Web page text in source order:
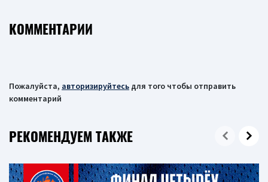
КОММЕНТАРИИ
Пожалуйста, авторизируйтесь для того чтобы отправить
комментарий
РЕКОМЕНДУЕМ ТАКЖЕ